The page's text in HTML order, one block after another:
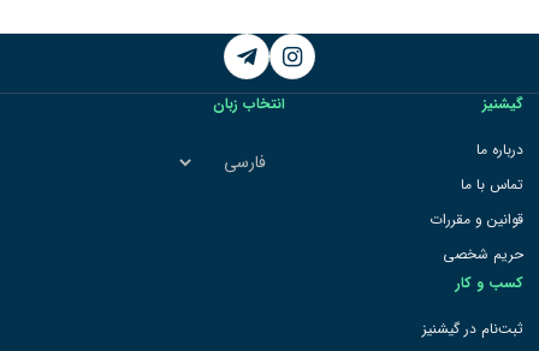
Instagram
Telegram
گیشنیز
درباره ما
تماس با ما
قوانین و مقررات
حریم شخصی
کسب و کار
ثبت‌نام در گیشنیز
انتخاب زبان
انتخاب
زبان